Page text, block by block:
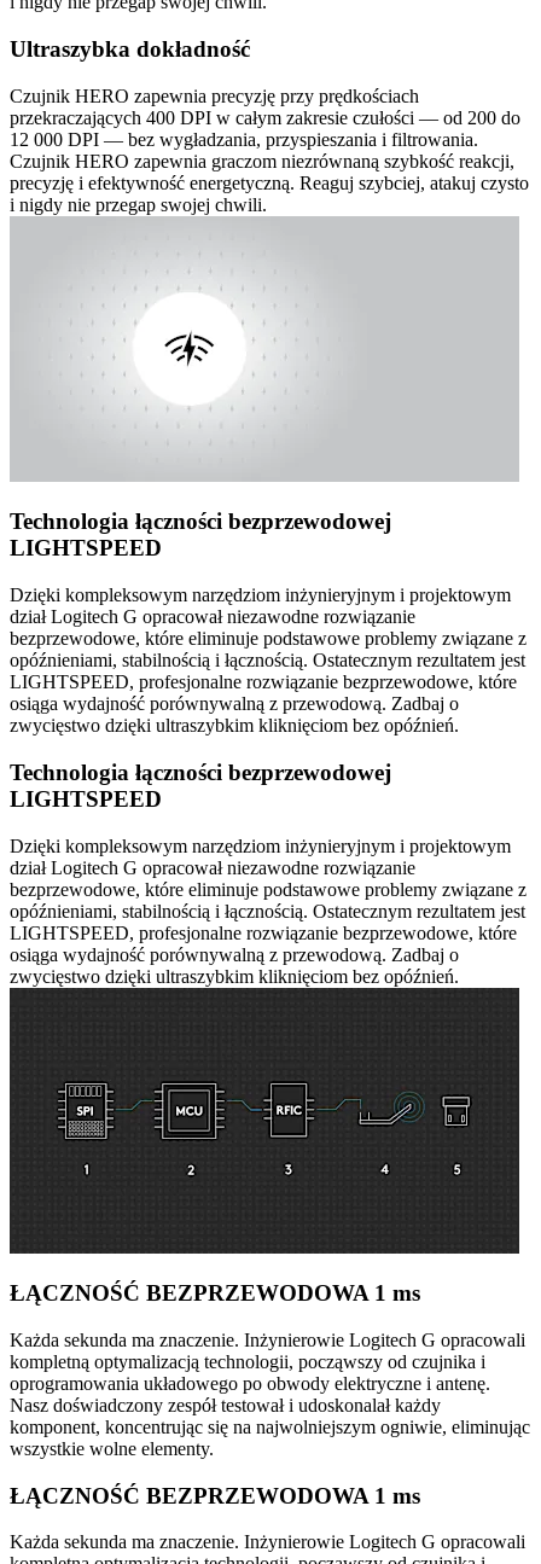
Ultraszybka dokładność
Czujnik HERO zapewnia precyzję przy prędkościach
przekraczających 400 DPI w całym zakresie czułości — od 200 do
12 000 DPI — bez wygładzania, przyspieszania i filtrowania.
Czujnik HERO zapewnia graczom niezrównaną szybkość reakcji,
precyzję i efektywność energetyczną. Reaguj szybciej, atakuj czysto
i nigdy nie przegap swojej chwili.
Technologia łączności bezprzewodowej
LIGHTSPEED
Dzięki kompleksowym narzędziom inżynieryjnym i projektowym
dział Logitech G opracował niezawodne rozwiązanie
bezprzewodowe, które eliminuje podstawowe problemy związane z
opóźnieniami, stabilnością i łącznością. Ostatecznym rezultatem jest
LIGHTSPEED, profesjonalne rozwiązanie bezprzewodowe, które
osiąga wydajność porównywalną z przewodową. Zadbaj o
zwycięstwo dzięki ultraszybkim kliknięciom bez opóźnień.
Technologia łączności bezprzewodowej
LIGHTSPEED
Dzięki kompleksowym narzędziom inżynieryjnym i projektowym
dział Logitech G opracował niezawodne rozwiązanie
bezprzewodowe, które eliminuje podstawowe problemy związane z
opóźnieniami, stabilnością i łącznością. Ostatecznym rezultatem jest
LIGHTSPEED, profesjonalne rozwiązanie bezprzewodowe, które
osiąga wydajność porównywalną z przewodową. Zadbaj o
zwycięstwo dzięki ultraszybkim kliknięciom bez opóźnień.
ŁĄCZNOŚĆ BEZPRZEWODOWA 1 ms
Każda sekunda ma znaczenie. Inżynierowie Logitech G opracowali
kompletną optymalizacją technologii, począwszy od czujnika i
oprogramowania układowego po obwody elektryczne i antenę.
Nasz doświadczony zespół testował i udoskonalał każdy
komponent, koncentrując się na najwolniejszym ogniwie, eliminując
wszystkie wolne elementy.
ŁĄCZNOŚĆ BEZPRZEWODOWA 1 ms
Każda sekunda ma znaczenie. Inżynierowie Logitech G opracowali